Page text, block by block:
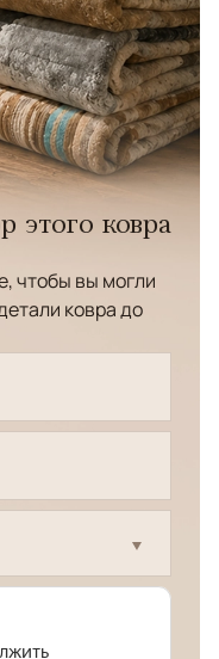
этого ковра
чтобы вы могли
ковра до